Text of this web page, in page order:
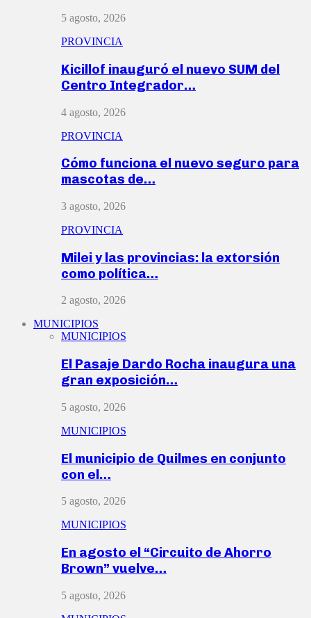
5 agosto, 2026
PROVINCIA
Kicillof inauguró el nuevo SUM del
Centro Integrador…
4 agosto, 2026
PROVINCIA
Cómo funciona el nuevo seguro para
mascotas de…
3 agosto, 2026
PROVINCIA
Milei y las provincias: la extorsión
como política…
2 agosto, 2026
MUNICIPIOS
MUNICIPIOS
El Pasaje Dardo Rocha inaugura una
gran exposición…
5 agosto, 2026
MUNICIPIOS
El municipio de Quilmes en conjunto
con el…
5 agosto, 2026
MUNICIPIOS
En agosto el “Circuito de Ahorro
Brown” vuelve…
5 agosto, 2026